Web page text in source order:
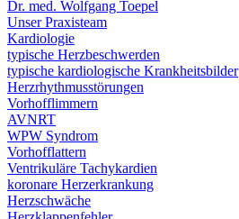
Dr. med. Wolfgang Toepel
Unser Praxisteam
Kardiologie
typische Herzbeschwerden
typische kardiologische Krankheitsbilder
Herzrhythmusstörungen
Vorhofflimmern
AVNRT
WPW Syndrom
Vorhofflattern
Ventrikuläre Tachykardien
koronare Herzerkrankung
Herzschwäche